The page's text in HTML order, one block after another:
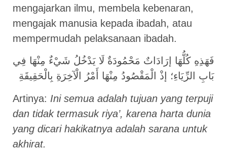
mengajarkan ilmu, membela kebenaran,
mengajak manusia kepada ibadah, atau
mempermudah pelaksanaan ibadah.
فَهَذِهِ كُلُّهَا إرَادَاتٌ مَحْمُودَةٌ لَا يَدْخُلُ شَيْءٌ مِنْهَا فِي
بَابِ الرِّيَاءِ؛ إذْ الْمَقْصُودُ مِنْهَا أَمْرُ الْآخِرَةِ بِالْحَقِيقَةِ
Artinya: Ini semua adalah tujuan yang terpuji
dan tidak termasuk riya’, karena harta dunia
yang dicari hakikatnya adalah sarana untuk
akhirat.